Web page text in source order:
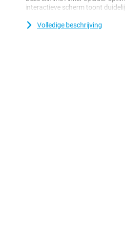
interactieve scherm toont
Zo laad je niet alleen snel op,
Volledige beschrijving